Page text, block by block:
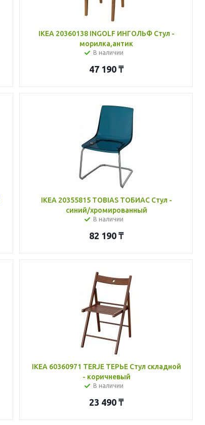
IKEA 20360138 INGOLF ИНГОЛЬФ Стул -
морилка,антик
В наличии
47 190 ₸
IKEA 20355815 TOBIAS ТОБИАС Стул -
синий/хромированный
В наличии
82 190 ₸
IKEA 60360971 TERJE ТЕРЬЕ Стул складной
- коричневый
В наличии
23 490 ₸